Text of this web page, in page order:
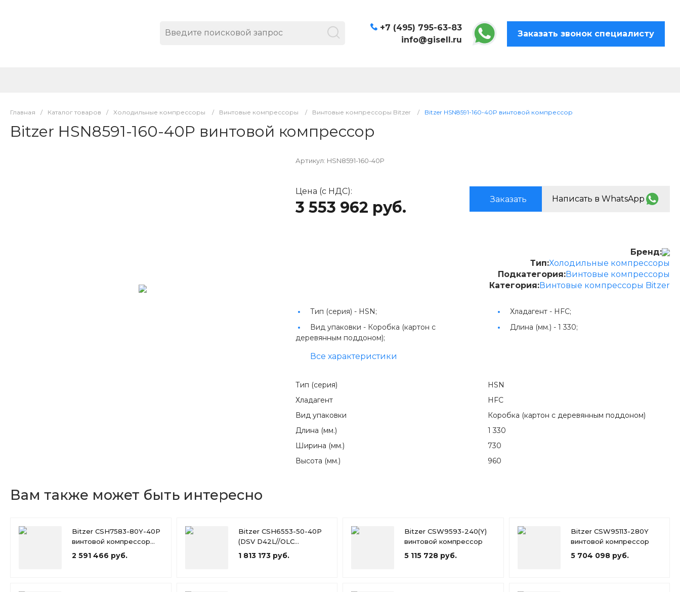
+7 (495) 795-63-83
info@gisell.ru
Заказать звонок специалисту
Главная / Каталог товаров / Холодильные компрессоры / Винтовые компрессоры / Винтовые компрессоры Bitzer / Bitzer HSN8591-160-40P винтовой компрессор
Bitzer HSN8591-160-40P винтовой компрессор
Артикул: HSN8591-160-40P
Цена (с НДС):
3 553 962 руб. Заказать Написать в WhatsApp
Бренд:
Тип:Холодильные компрессоры
Подкатегория:Винтовые компрессоры
Категория:Винтовые компрессоры Bitzer
Тип (серия) - HSN; Хладагент - HFC;
Вид упаковки - Коробка (картон с
деревянным поддоном);
Длина (мм.) -1 330;
Все характеристики
Тип (серия)
HSN
Хладагент
HFC
Вид упаковки
Коробка (картон с деревянным поддоном)
Длина (мм.)
1 330
Ширина (мм.)
730
Высота (мм.)
960
Вам также может быть интересно
Bitzer CSH7583-80Y-40P
винтовой компрессор
(SSV D76L//DSV
D54L//OLC 230v//VD)
2 591 466 руб.
Bitzer CSH6553-50-40P
(DSV D42L//OLC
230v//VD//B320SH)
винтовой компрессор
1 813 173 руб.
Bitzer CSW9593-240(Y)
винтовой компрессор
5 115 728 руб.
Bitzer CSW95113-280Y
винтовой компрессор
5 704 098 руб.